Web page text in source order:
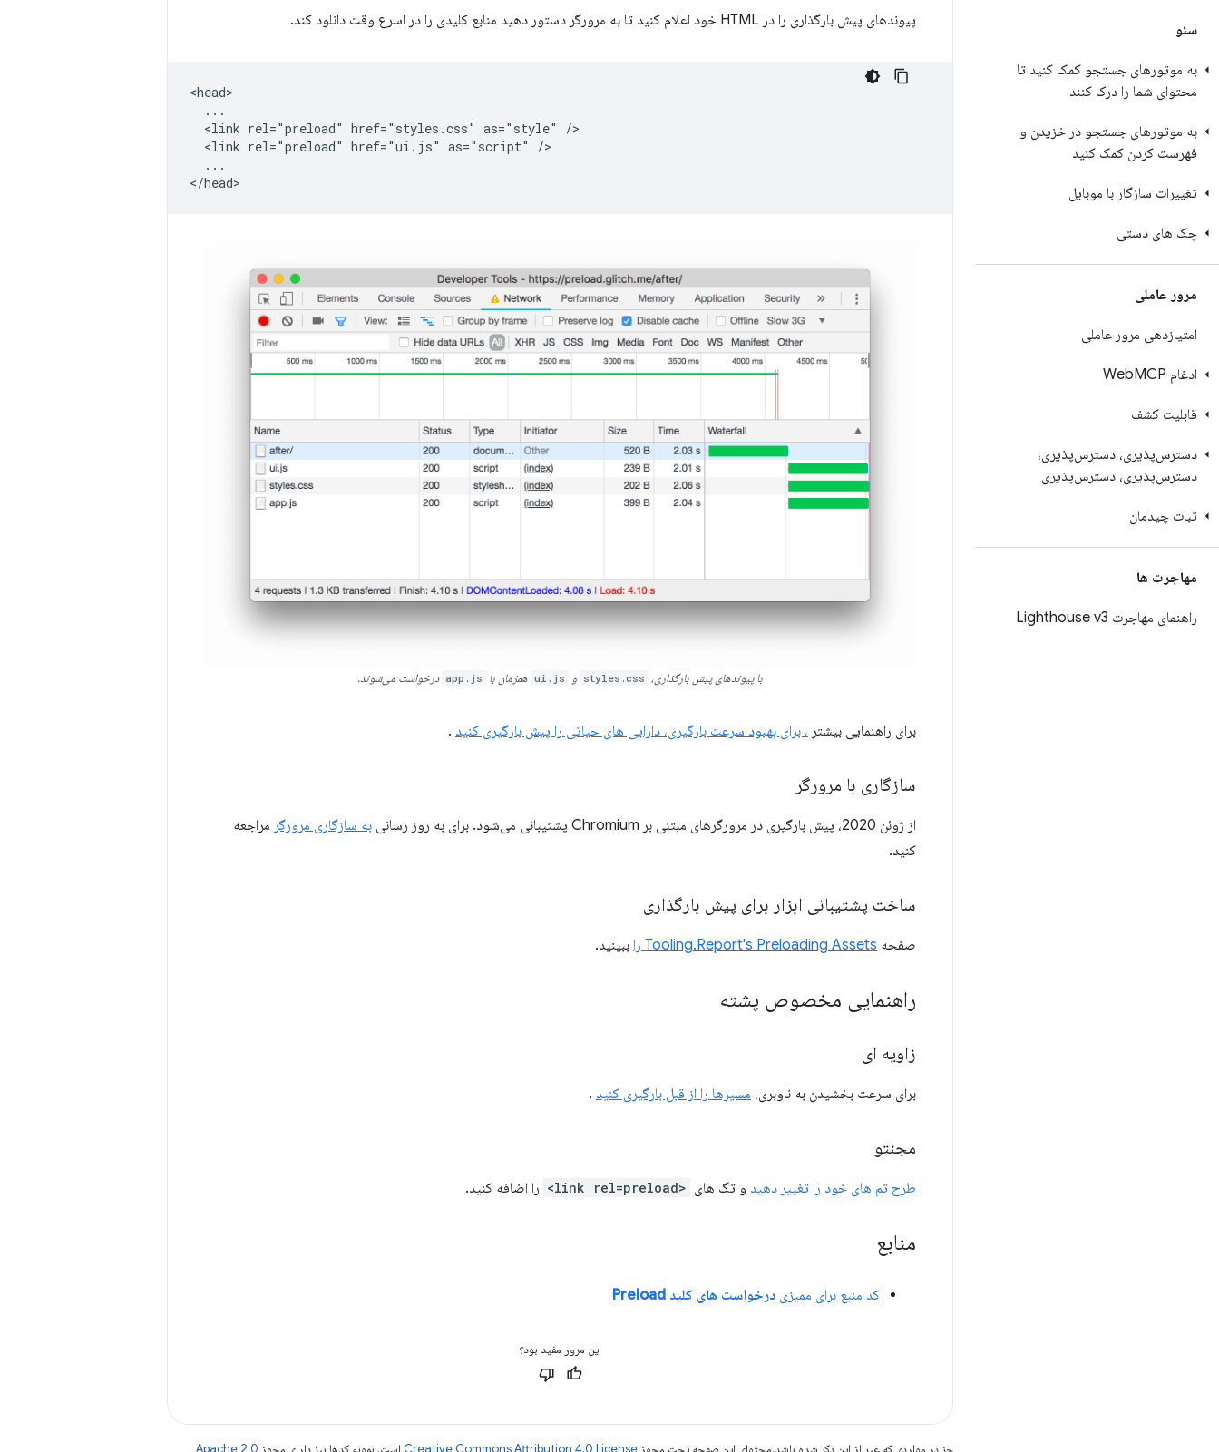
سئو
به موتورهای جستجو کمک کنید تا
محتوای شما را درک کنند
به موتورهای جستجو در خزیدن و
فهرست کردن کمک کنید
تغییرات سازگار با موبایل
چک های دستی
مرور عاملی
امتیازدهی مرور عاملی
ادغام Web MCP
قابلیت کشف
دسترس‌پذیری، دسترس‌پذیری،
دسترس‌پذیری، دسترس‌پذیری
ثبات چیدمان
مهاجرت ها
راهنمای مهاجرت Lighthouse v3
پیوندهای پیش بارگذاری را در HTML خود اعلام کنید تا به مرورگر دستور دهید منابع کلیدی را در اسرع وقت دانلود کند.
<head>
  ...
  <link rel="preload" href="styles.css" as="style" />
  <link rel="preload" href="ui.js" as="script" />
  ...
با پیوندهای پیش بارگذاری، styles.css و ui.js همزمان با app.js درخواست می‌شوند.
برای راهنمایی بیشتر ، برای بهبود سرعت بارگیری، دارایی های حیاتی را پیش بارگیری کنید .
سازگاری با مرورگر
از ژوئن 2020، پیش بارگیری در مرورگرهای مبتنی بر Chromium پشتیبانی می‌شود. برای به روز رسانی به سازگاری مرورگر مراجعه
کنید.
ساخت پشتیبانی ابزار برای پیش بارگذاری
صفحه Tooling.Report's Preloading Assets را ببینید.
راهنمایی مخصوص پشته
زاویه ای
برای سرعت بخشیدن به ناوبری، مسیرها را از قبل بارگیری کنید .
مجنتو
طرح تم های خود را تغییر دهید و تگ های <link rel=preload> را اضافه کنید.
منابع
کد منبع برای ممیزی درخواست های کلید Preload
این مرور مفید بود؟